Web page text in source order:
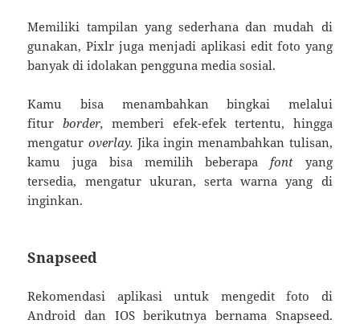
Memiliki tampilan yang sederhana dan mudah di
gunakan, Pixlr juga menjadi aplikasi edit foto yang
banyak di idolakan pengguna media sosial.
Kamu bisa menambahkan bingkai melalui
fitur border,memberi efek-efek tertentu, hingga
mengatur overlay. Jika ingin menambahkan tulisan,
kamu juga bisa memilih beberapa font yang
tersedia, mengatur ukuran, serta warna yang di
inginkan.
Snapseed
Rekomendasi aplikasi untuk mengedit foto di
Android dan IOS berikutnya bernama Snapseed.